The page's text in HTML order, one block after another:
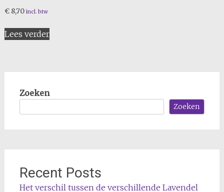
€8,70 incl. btw
Lees verder
Zoeken
Zoeken
Recent Posts
Het verschil tussen de verschillende Lavendel